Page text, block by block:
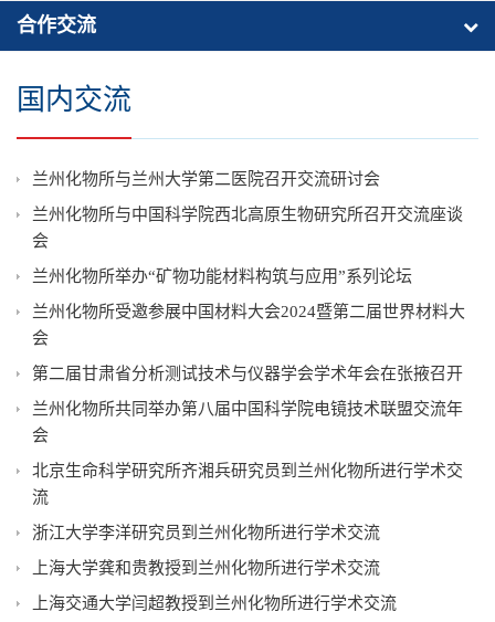
合作交流
国内交流
兰州化物所与兰州大学第二医院召开交流研讨会
兰州化物所与中国科学院西北高原生物研究所召开交流座谈
会
兰州化物所举办“矿物功能材料构筑与应用”系列论坛
兰州化物所受邀参展中国材料大会2024暨第二届世界材料大
会
第二届甘肃省分析测试技术与仪器学会学术年会在张掖召开
兰州化物所共同举办第八届中国科学院电镜技术联盟交流年
会
北京生命科学研究所齐湘兵研究员到兰州化物所进行学术交
流
浙江大学李洋研究员到兰州化物所进行学术交流
上海大学龚和贵教授到兰州化物所进行学术交流
上海交通大学闫超教授到兰州化物所进行学术交流